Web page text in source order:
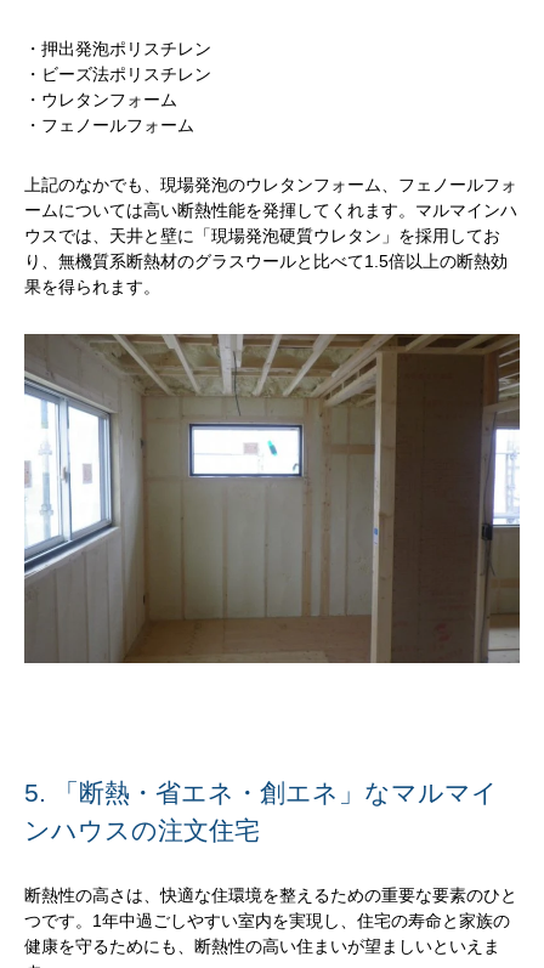
・押出発泡ポリスチレン
・ビーズ法ポリスチレン
・ウレタンフォーム
・フェノールフォーム
上記のなかでも、現場発泡のウレタンフォーム、フェノールフォ
ームについては高い断熱性能を発揮してくれます。マルマインハ
ウスでは、天井と壁に「現場発泡硬質ウレタン」を採用してお
り、無機質系断熱材のグラスウールと比べて1.5倍以上の断熱効
果を得られます。
5. 「断熱・省エネ・創エネ」なマルマイ
ンハウスの注文住宅
断熱性の高さは、快適な住環境を整えるための重要な要素のひと
つです。1年中過ごしやすい室内を実現し、住宅の寿命と家族の
健康を守るためにも、断熱性の高い住まいが望ましいといえま